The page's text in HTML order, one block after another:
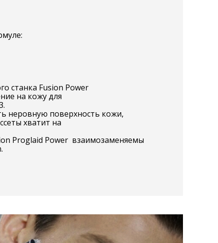
станка Fusion Power
на кожу для
неровную поверхность кожи,
хватит на
Proglaid Power взаимозаменяемы